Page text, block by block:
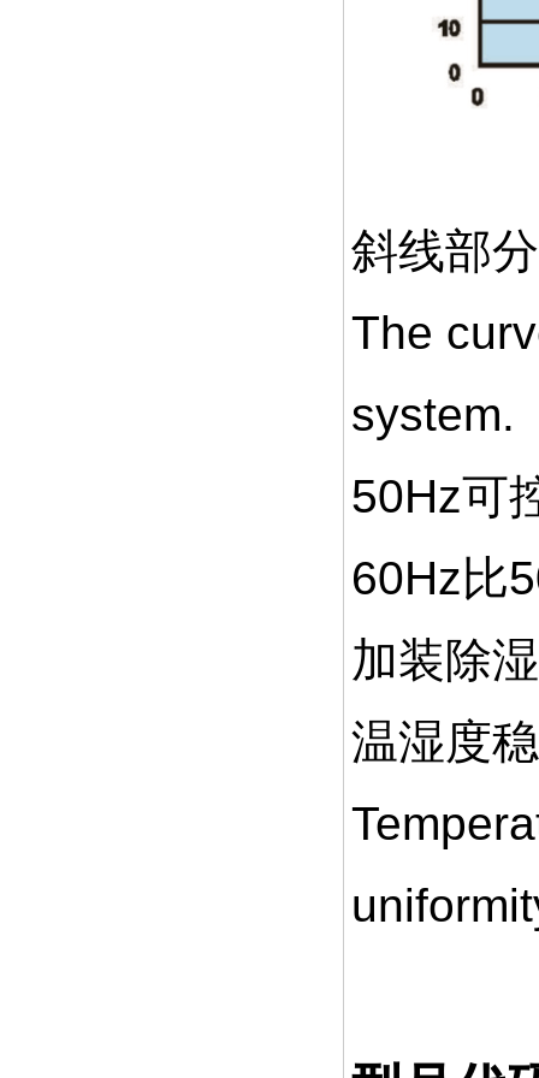
斜线部
The
system.
50Hz可
60Hz比
加装除
温湿度